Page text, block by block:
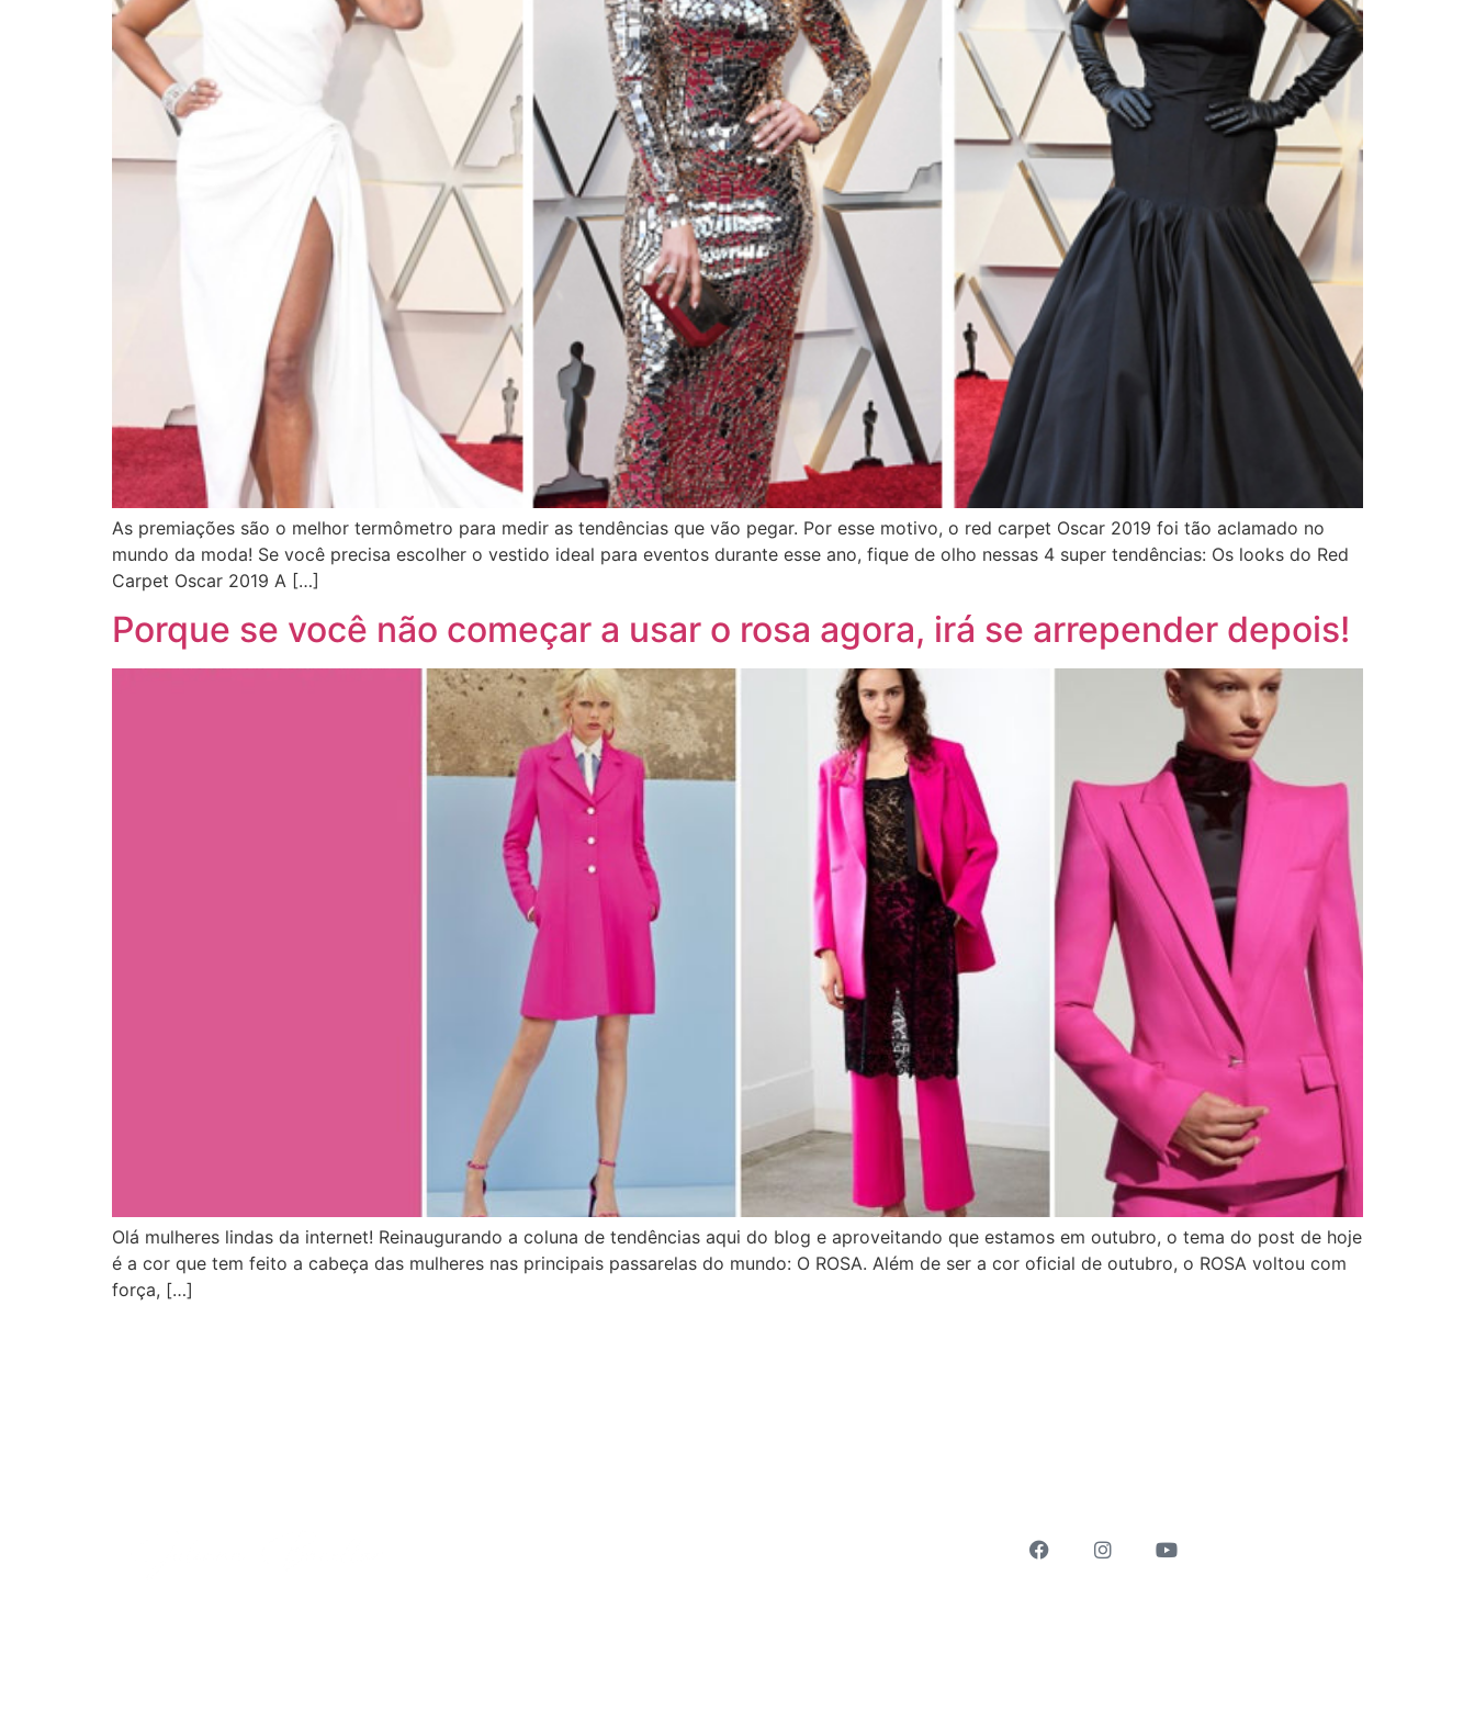
As premiações são o melhor termômetro para medir as tendências que vão pegar. Por esse motivo, o red carpet Oscar 2019 foi tão aclamado no
mundo da moda! Se você precisa escolher o vestido ideal para eventos durante esse ano, fique de olho nessas 4 super tendências: Os looks do Red
Carpet Oscar 2019 A […]
Porque se você não começar a usar o rosa agora, irá se arrepender depois!
Olá mulheres lindas da internet! Reinaugurando a coluna de tendências aqui do blog e aproveitando que estamos em outubro, o tema do post de hoje
é a cor que tem feito a cabeça das mulheres nas principais passarelas do mundo: O ROSA. Além de ser a cor oficial de outubro, o ROSA voltou com
força, […]